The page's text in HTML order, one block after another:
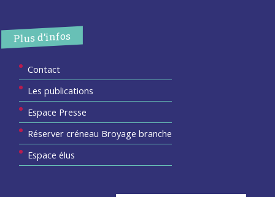
Plus d’infos
Contact
Les publications
Espace Presse
Réserver créneau Broyage branche
Espace élus